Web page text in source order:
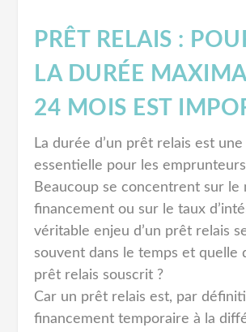
PRÊT RELAIS :
LA DURÉE
24 MOIS EST
La durée d’un prêt relais est
essentielle pour les
Beaucoup se concentrent sur le
financement ou sur le taux
véritable enjeu d’un prêt relais
souvent dans le temps et quelle
prêt relais souscrit ?
Car un prêt relais est, par
financement temporaire à la